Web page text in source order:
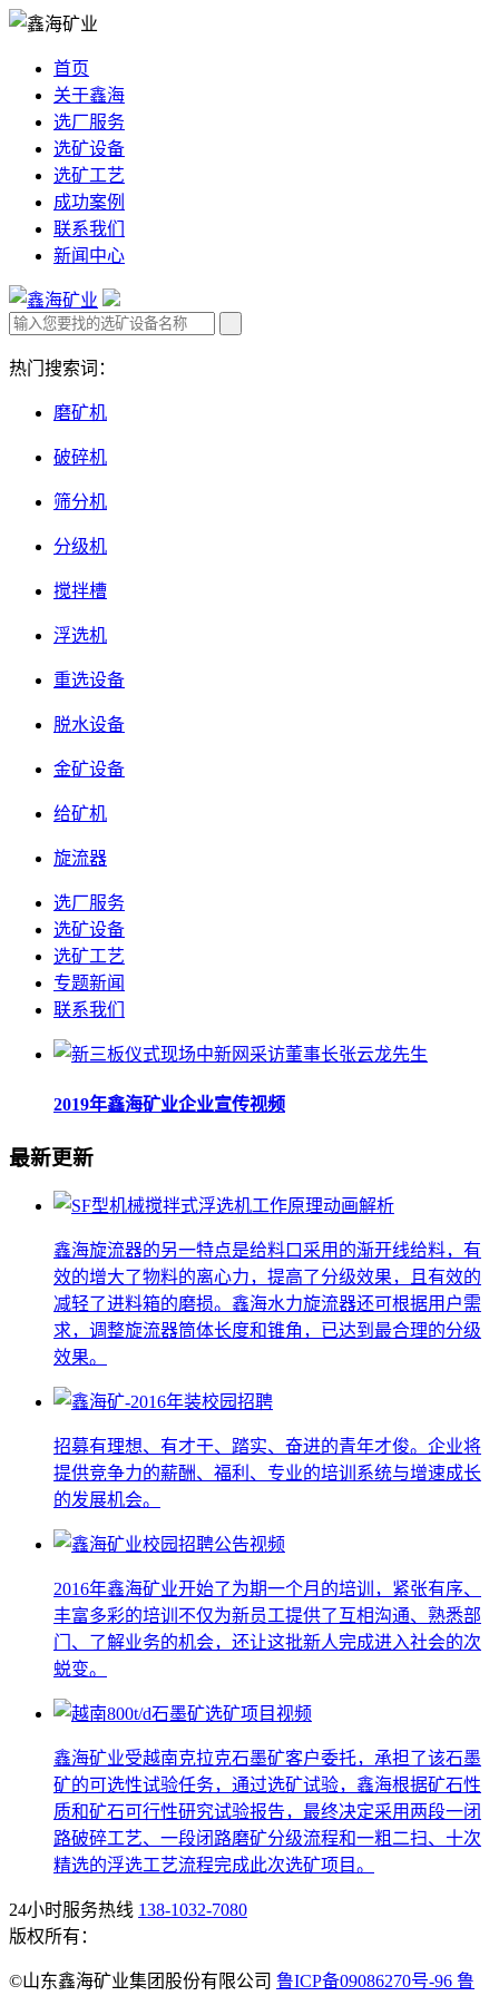
首页
关于鑫海
选厂服务
选矿设备
选矿工艺
成功案例
联系我们
新闻中心
热门搜索词：
磨矿机
破碎机
筛分机
分级机
搅拌槽
浮选机
重选设备
脱水设备
金矿设备
给矿机
旋流器
选厂服务
选矿设备
选矿工艺
专题新闻
联系我们
2019年鑫海矿业企业宣传视频
最新更新
鑫海旋流器的另一特点是给料口采用的渐开线给料，有
效的增大了物料的离心力，提高了分级效果，且有效的
减轻了进料箱的磨损。鑫海水力旋流器还可根据用户需
求，调整旋流器筒体长度和锥角，已达到最合理的分级
效果。
招募有理想、有才干、踏实、奋进的青年才俊。企业将
提供竞争力的薪酬、福利、专业的培训系统与增速成长
的发展机会。
2016年鑫海矿业开始了为期一个月的培训，紧张有序、
丰富多彩的培训不仅为新员工提供了互相沟通、熟悉部
门、了解业务的机会，还让这批新人完成进入社会的次
蜕变。
鑫海矿业受越南克拉克石墨矿客户委托，承担了该石墨
矿的可选性试验任务，通过选矿试验，鑫海根据矿石性
质和矿石可行性研究试验报告，最终决定采用两段一闭
路破碎工艺、一段闭路磨矿分级流程和一粗二扫、十次
精选的浮选工艺流程完成此次选矿项目。
24小时服务热线 138-1032-7080
版权所有：
©山东鑫海矿业集团股份有限公司 鲁ICP备09086270号-96 鲁